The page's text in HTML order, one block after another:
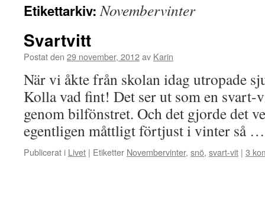
Etikettarkiv:Novembervinter
Svartvitt
Postat den 29 november, 2012av Karin
När vi åkte från skolan idag utropade
Kolla vad fint! Det ser ut som en
genom bilfönstret. Och det gjorde det
egentligen måttligt förtjust i vinter så
Publicerat i Livet | Etiketter Novembervinter, snö, svart-vit | 3